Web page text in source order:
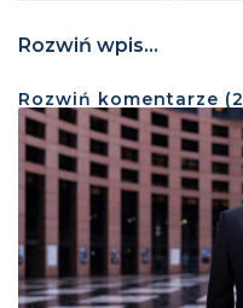
Rozwiń wpis...
Rozwiń komentarze (2